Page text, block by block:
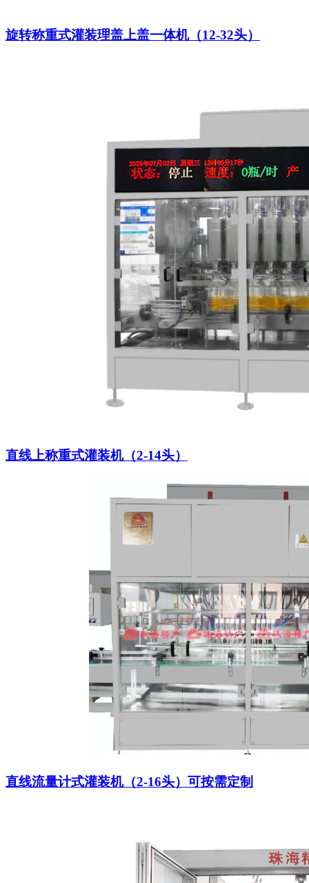
旋转称重式灌装理盖上盖一体机（12-32头）
直线上称重式灌装机（2-14头）
直线流量计式灌装机（2-16头）可按需定制